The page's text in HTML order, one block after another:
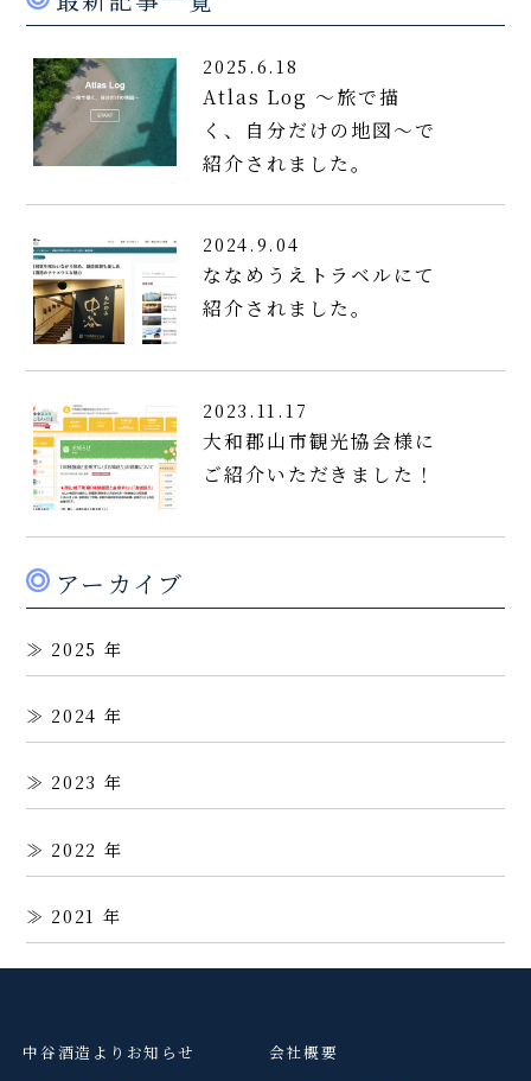
2025.6.18
Atlas Log ～旅で描
く、自分だけの地図～で
紹介されました。
2024.9.04
ななめうえトラベルにて
紹介されました。
2023.11.17
大和郡山市観光協会様に
ご紹介いただきました！
アーカイブ
2025
2024
2023
2022
2021
中谷酒造よりお知らせ
会社概要